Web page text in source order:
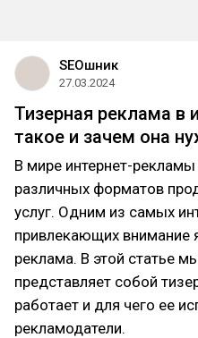
SEOшник
27.03.2024
Тизерная реклама в
такое и зачем она
В мире интернет-
различных форматов
услуг. Одним из самых
привлекающих внимание
реклама. В этой статье
представляет собой
работает и для чего ее
рекламодатели.